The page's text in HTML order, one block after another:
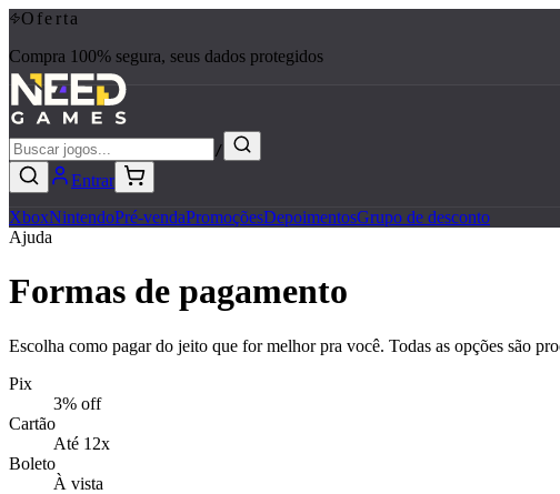
Oferta
Compra 100% segura, seus dados protegidos
/
Entrar
XboxNintendoPré-vendaPromoçõesDepoimentosGrupo de desconto
Ajuda
Formas de pagamento
Escolha como pagar do jeito que for melhor pra você. Todas as opções são
Pix
3% off
Cartão
Até 12x
Boleto
À vista